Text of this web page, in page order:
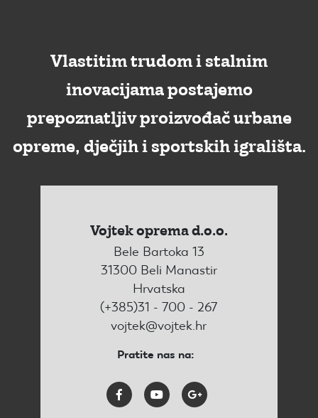
Vlastitim trudom i stalnim
inovacijama postajemo
prepoznatljiv proizvođač urbane
opreme, dječjih i sportskih igrališta.
Vojtek oprema d.o.o.
Bele Bartoka 13
31300 Beli Manastir
Hrvatska
(+385)31 - 700 - 267
vojtek@vojtek.hr
Pratite nas na: